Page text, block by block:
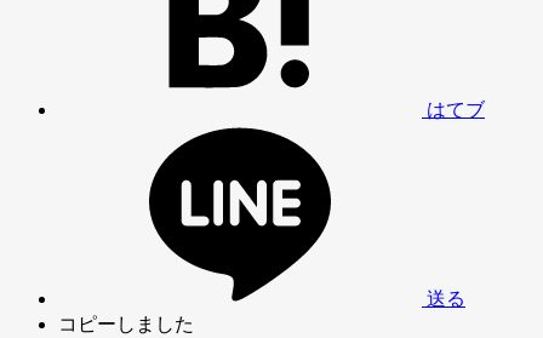
はてブ
送る
コピーしました